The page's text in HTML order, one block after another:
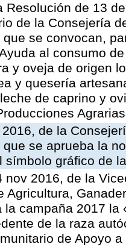
Resolución de 13
de la Consejería
se convocan,
al consumo
y oveja de origen
y quesería
de caprino y
de la
se aprueba la
símbolo gráfico de
nov 2016, de la
Agricultura,
la campaña 2017
de la raza
de Apoyo